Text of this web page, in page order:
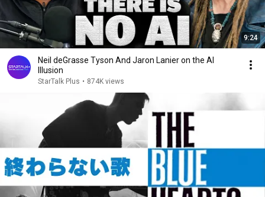
9:24
Neil deGrasse Tyson And Jaron Lanier on the AI
Illusion
StarTalk Plus • 874K views